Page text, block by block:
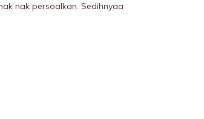
nak persoalkan. Sedihnyaa